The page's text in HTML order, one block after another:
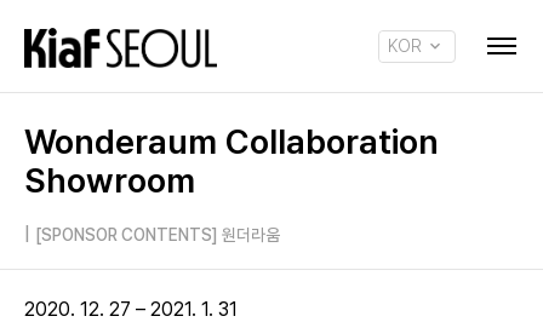
KOR
Wonderaum Collaboration
Showroom
[SPONSOR CONTENTS] 원더라움
2020. 12. 27 – 2021. 1. 31